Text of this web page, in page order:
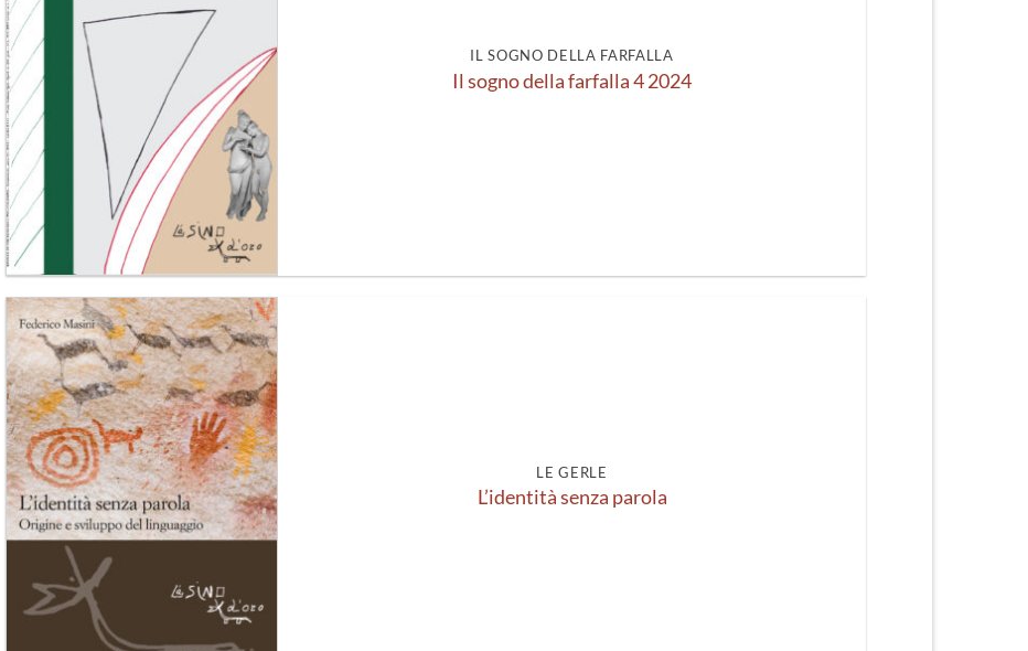
IL SOGNO DELLA FARFALLA
Il sogno della farfalla 4 2024
Aggiungi
alla lista
dei
desideri
LE GERLE
L’identità senza parola